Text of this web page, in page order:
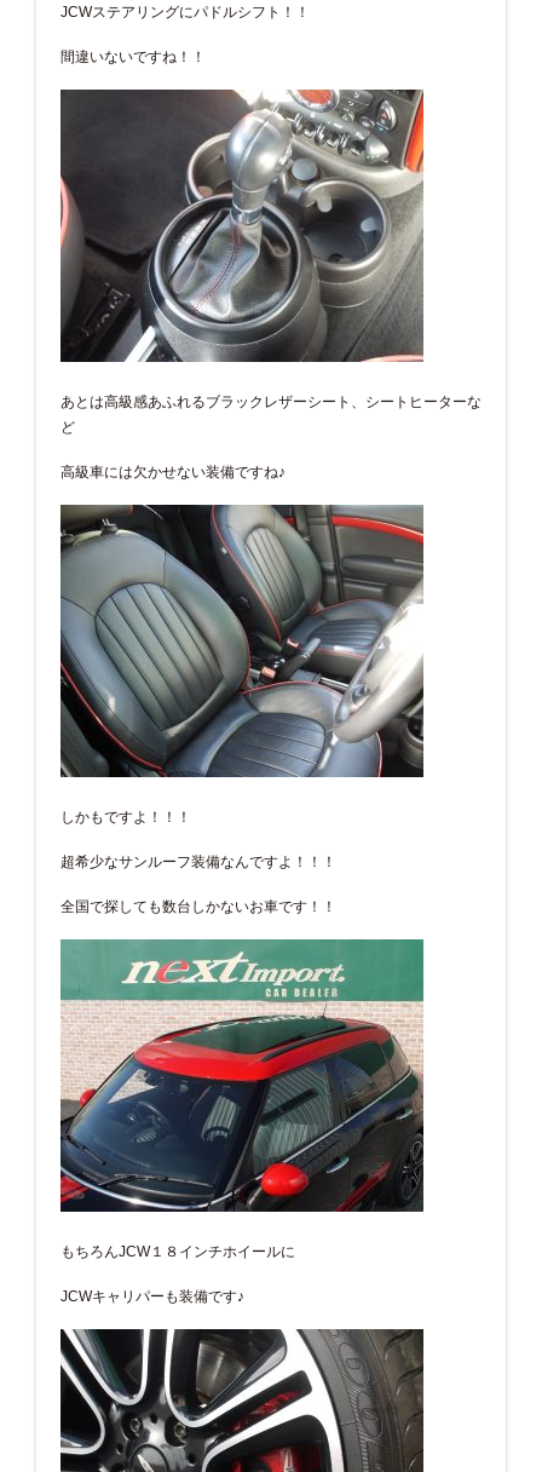
JCWステアリングにパドルシフト！！
間違いないですね！！
あとは高級感あふれるブラックレザーシート、シートヒーターな
ど
高級車には欠かせない装備ですね♪
しかもですよ！！！
超希少なサンルーフ装備なんですよ！！！
全国で探しても数台しかないお車です！！
もちろんJCW１８インチホイールに
JCWキャリパーも装備です♪